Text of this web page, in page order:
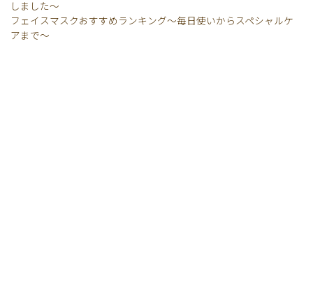
しました〜
フェイスマスクおすすめランキング〜毎日使いからスペシャルケ
アまで〜